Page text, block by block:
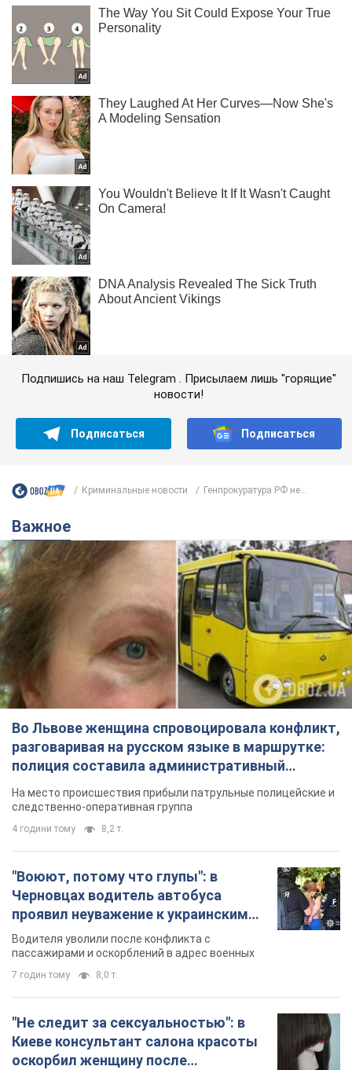
Подпишись на наш Telegram . Присылаем лишь "горящие"
новости!
Подписаться Подписаться
Криминальные новости Генпрокуратура РФ не...
Важное
Во Львове женщина спровоцировала конфликт,
разговаривая на русском языке в маршрутке:
полиция составила административный
протокол. Видео
На место происшествия прибыли патрульные полицейские и
следственно-оперативная группа
4 години тому 8,2 т.
"Воюют, потому что глупы": в
Черновцах водитель автобуса
проявил неуважение к украинским
военным и поплатился за это.
Видео
Водителя уволили после конфликта с
пассажирами и оскорблений в адрес военных
7 годин тому 8,0 т.
"Не следит за сексуальностью": в
Киеве консультант салона красоты
оскорбил женщину после